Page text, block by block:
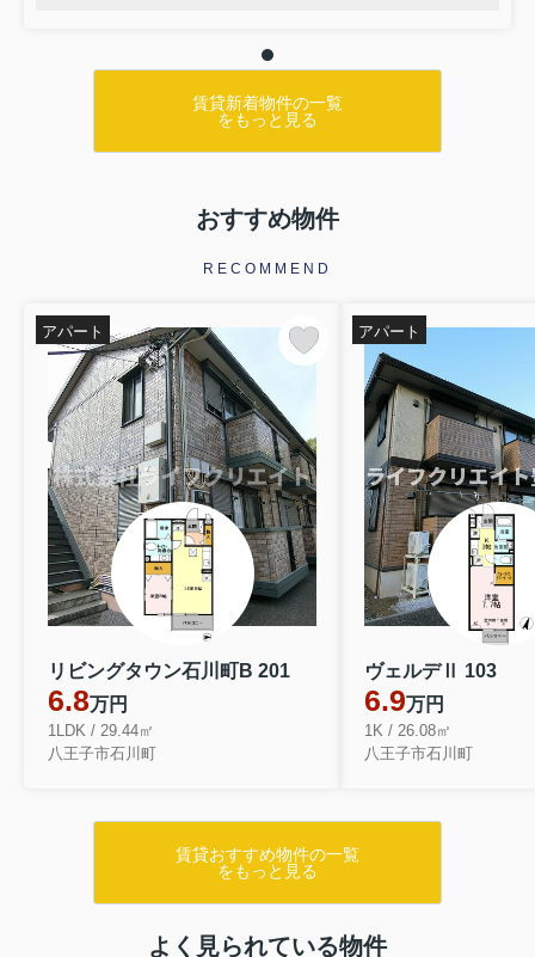
賃貸新着物件の一覧
をもっと見る
おすすめ物件
RECOMMEND
リビングタウン石川町B 201
6.8万円
1LDK / 29.44㎡
八王子市石川町
アパート
ヴェルデⅡ 103
6.9万円
1K / 26.08㎡
八王子市石川町
アパート
賃貸おすすめ物件の一覧
をもっと見る
よく見られている物件